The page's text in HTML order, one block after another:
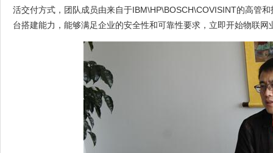
活交付方式，团队成员由来自于IBM\HP\BOSCH\COVISINT的高管
台搭建能力，能够满足企业的安全性和可靠性要求，立即开始物联网